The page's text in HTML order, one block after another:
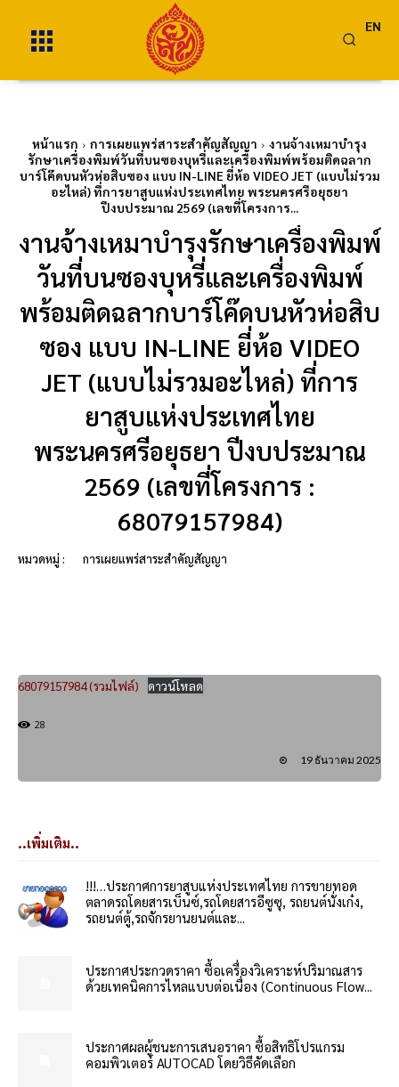
EN
หน้าแรก การเผยแพร่สาระสำคัญสัญญา
งานจ้างเหมาบำรุง
รักษาเครื่องพิมพ์วันที่บนซองบุหรี่และเครื่องพิมพ์พร้อมติดฉลาก
บาร์โค๊ดบนหัวห่อสิบซอง แบบ IN-LINE ยี่ห้อ VIDEO JET (แบบไม่รวม
อะไหล่) ที่การยาสูบแห่งประเทศไทย พระนครศรีอยุธยา
ปีงบประมาณ 2569 (เลขที่โครงการ...
งานจ้างเหมาบำรุงรักษาเครื่องพิมพ์
วันที่บนซองบุหรี่และเครื่องพิมพ์
พร้อมติดฉลากบาร์โค๊ดบนหัวห่อสิบ
ซอง แบบ IN-LINE ยี่ห้อ VIDEO
JET (แบบไม่รวมอะไหล่) ที่การ
ยาสูบแห่งประเทศไทย
พระนครศรีอยุธยา ปีงบประมาณ
2569 (เลขที่โครงการ :
68079157984)
หมวดหมู่ : การเผยแพร่สาระสำคัญสัญญา
68079157984 (รวมไฟล์) ดาวน์โหลด
28
19 ธันวาคม 2025
..เพิ่มเติม..
!!!…ประกาศการยาสูบแห่งประเทศไทย การขายทอด
ตลาดรถโดยสารเบ็นซ์,รถโดยสารอีซูซุ, รถยนต์นั่งเก๋ง,
รถยนต์ตู้,รถจักรยานยนต์และ...
ประกาศประกวดราคา ซื้อเครื่องวิเคราะห์ปริมาณสาร
ด้วยเทคนิคการไหลแบบต่อเนื่อง (Continuous Flow...
ประกาศผลผู้ชนะการเสนอราคา ซื้อสิทธิโปรแกรม
คอมพิวเตอร์ AUTOCAD โดยวิธีคัดเลือก